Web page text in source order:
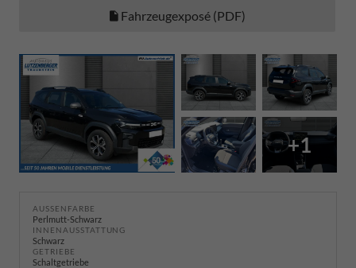
Fahrzeugexposé (PDF)
+1
AUSSENFARBE
Perlmutt-Schwarz
INNENAUSSTATTUNG
Schwarz
GETRIEBE
Schaltgetriebe